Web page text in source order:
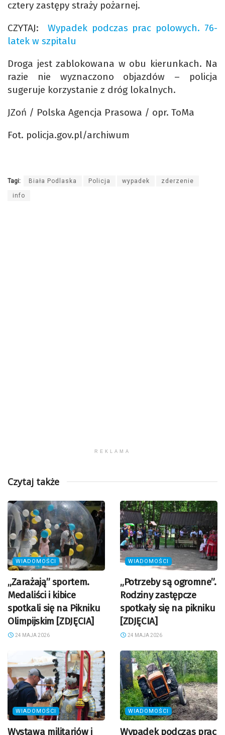
cztery zastępy straży pożarnej.
CZYTAJ: Wypadek podczas prac polowych. 76-
latek w szpitalu
Droga jest zablokowana w obu kierunkach. Na
razie nie wyznaczono objazdów – policja
sugeruje korzystanie z dróg lokalnych.
JZoń / Polska Agencja Prasowa / opr. ToMa
Fot. policja.gov.pl/archiwum
Tagi: Biała Podlaska Policja wypadek zderzenie
info
REKLAMA
Czytaj także
WIADOMOŚCI
„Zarażają” sportem.
Medaliści i kibice
spotkali się na Pikniku
Olimpijskim [ZDJĘCIA]
24 MAJA 2026
WIADOMOŚCI
„Potrzeby są ogromne”.
Rodziny zastępcze
spotkały się na pikniku
[ZDJĘCIA]
24 MAJA 2026
WIADOMOŚCI
Wystawa militariów i
WIADOMOŚCI
Wypadek podczas prac